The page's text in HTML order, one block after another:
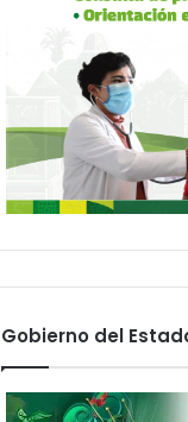
Gobierno del